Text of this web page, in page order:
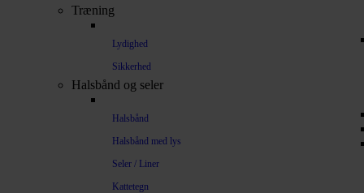
Træning
Lydighed
Sikkerhed
Halsbånd og seler
Halsbånd
Halsbånd med lys
Seler / Liner
Kattetegn